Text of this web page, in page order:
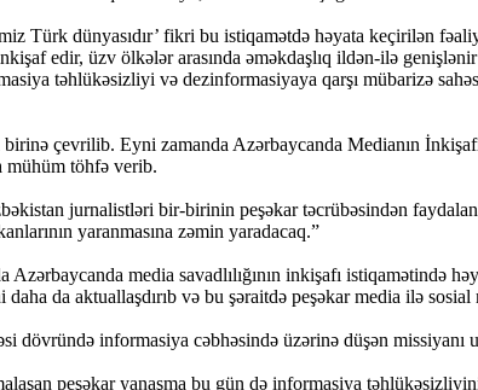
Türk dünyasıdır’ fikri bu istiqamətdə həyata keçirilən
edir, üzv ölkələr arasında əməkdaşlıq ildən-ilə
təhlükəsizliyi və dezinformasiyaya qarşı mübarizə
çevrilib. Eyni zamanda Azərbaycanda Medianın
mühüm töhfə verib.
jurnalistləri bir-birinin peşəkar təcrübəsindən
yaranmasına zəmin yaradacaq.”
Azərbaycanda media savadlılığının inkişafı
da aktuallaşdırıb və bu şəraitdə peşəkar media ilə sosial
dövründə informasiya cəbhəsində üzərinə düşən missiyanı
peşəkar yanaşma bu gün də informasiya